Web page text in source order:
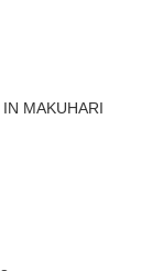
MAKUHARI